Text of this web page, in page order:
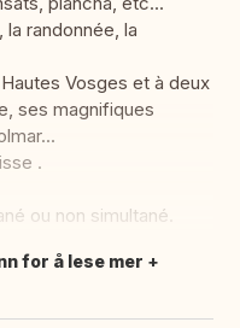
randonnée, la
Vosges et à deux
ses magnifiques
.
ou non simultané.
for å lese mer